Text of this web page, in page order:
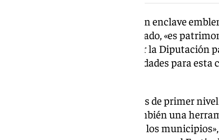
El castillo de La Calahorra es «un enclave
Granada y que, desde el año pasado, «es
gracias al esfuerzo realizado por la
público y abrir nuevas oportunidades para esta
«La llegada de eventos culturales de primer
demuestra que la cultura es también una
territorio y generar actividad en los